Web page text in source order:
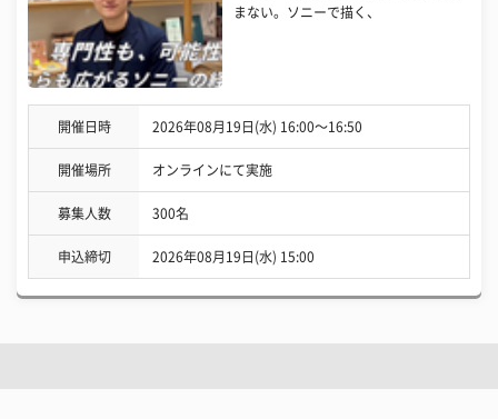
まない。ソニーで描く、
開催日時 2026年08月19日(水) 16:00〜16:50
開催場所 オンラインにて実施
募集人数 300名
申込締切 2026年08月19日(水) 15:00